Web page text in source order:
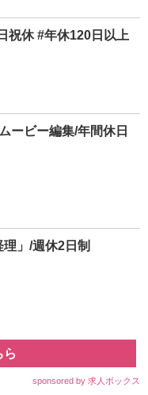
祝休 #年休120日以上
ービー編集/年間休日
」/週休2日制
ら
sponsored by 求人ボックス